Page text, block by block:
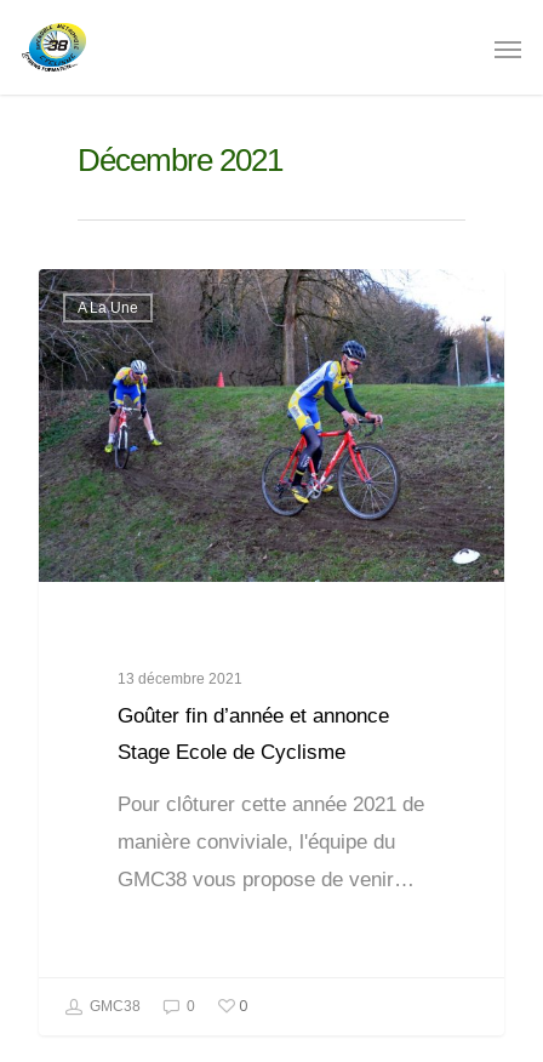
Décembre 2021
A La Une
13 décembre 2021
Goûter fin d’année et annonce
Stage Ecole de Cyclisme
Pour clôturer cette année 2021 de
manière conviviale, l'équipe du
GMC38 vous propose de venir…
GMC38 0 0